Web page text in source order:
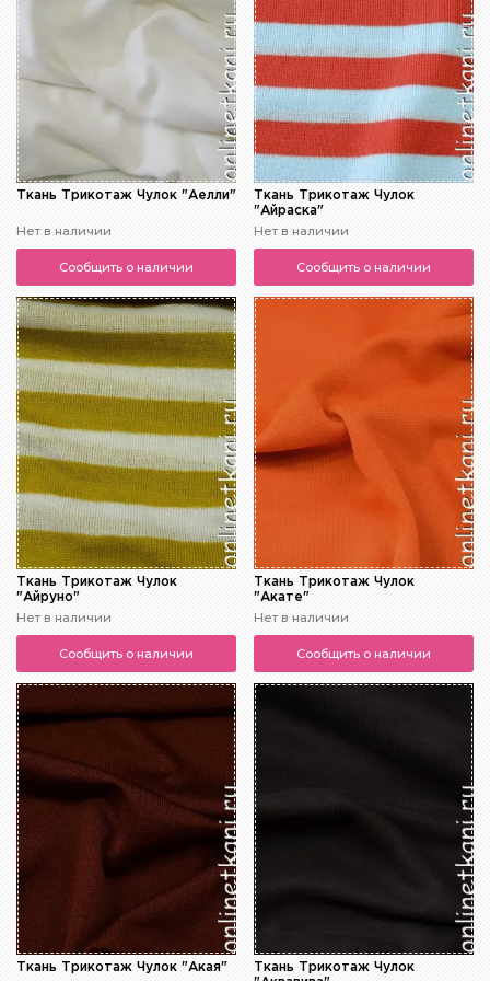
Ткань Трикотаж Чулок "Аелли"
Нет в наличии
Сообщить о наличии
Ткань Трикотаж Чулок
"Айраска"
Нет в наличии
Сообщить о наличии
Ткань Трикотаж Чулок
"Айруно"
Нет в наличии
Сообщить о наличии
Ткань Трикотаж Чулок
"Акате"
Нет в наличии
Сообщить о наличии
Ткань Трикотаж Чулок "Акая"
Ткань Трикотаж Чулок